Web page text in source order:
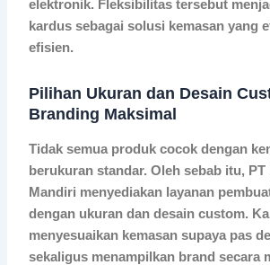
elektronik. Fleksibilitas tersebut
kardus sebagai solusi kemasan yang
efisien.
Pilihan Ukuran dan Desain
Branding Maksimal
Tidak semua produk cocok dengan
berukuran standar. Oleh sebab itu,
Mandiri menyediakan layanan
dengan ukuran dan desain custom.
menyesuaikan kemasan supaya pas
sekaligus menampilkan brand secara